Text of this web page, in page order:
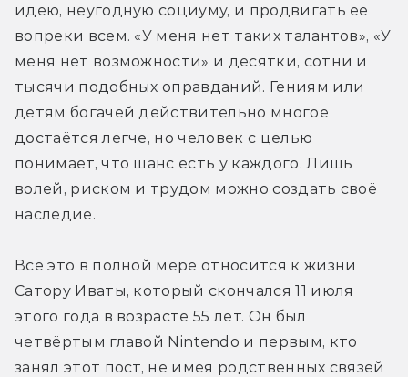
идею, неугодную социуму, и продвигать её
вопреки всем. «У меня нет таких талантов», «У
меня нет возможности» и десятки, сотни и
тысячи подобных оправданий. Гениям или
детям богачей действительно многое
достаётся легче, но человек с целью
понимает, что шанс есть у каждого. Лишь
волей, риском и трудом можно создать своё
наследие.
Всё это в полной мере относится к жизни
Сатору Иваты, который скончался 11 июля
этого года в возрасте 55 лет. Он был
четвёртым главой Nintendo и первым, кто
занял этот пост, не имея родственных связей